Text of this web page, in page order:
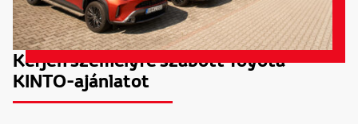
Kérjen személyre szabott Toyota
KINTO-ajánlatot